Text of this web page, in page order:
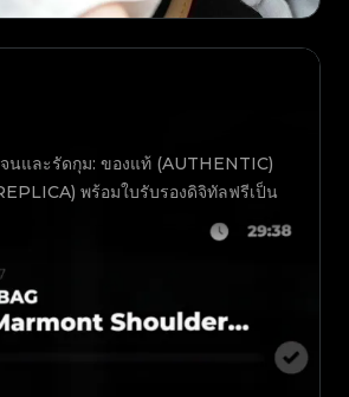
นและรัดกุม: ของแท้ (AUTHENTIC)
พร้อมใบรับรองดิจิทัลฟรีเป็น